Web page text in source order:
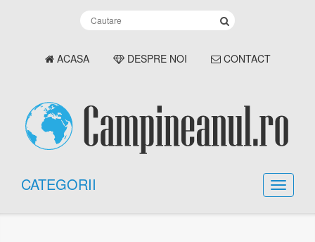
ACASA DESPRE NOI CONTACT
CATEGORII